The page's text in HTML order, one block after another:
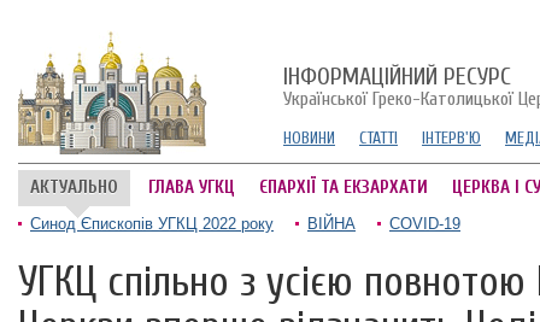
ІНФОРМАЦІЙНИЙ РЕСУРС
Української Греко-Католицької
НОВИНИ СТАТТІ ІНТЕРВ'Ю
АКТУАЛЬНО ГЛАВА УГКЦ ЄПАРХІЇ ТА ЕКЗАРХАТИ ЦЕРКВА І
Синод Єпископів УГКЦ 2022 року ВІЙНА COVID-19
УГКЦ спільно з усією повнотою